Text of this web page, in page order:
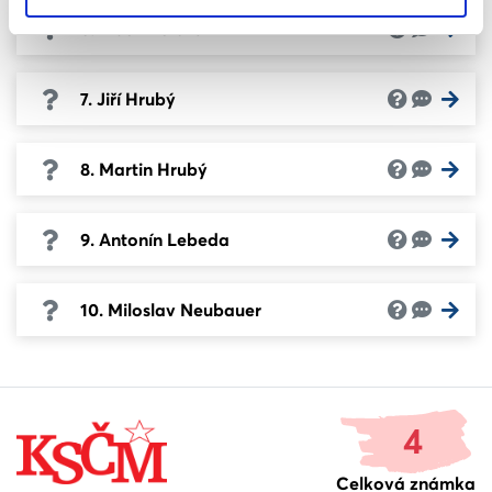
6. Libor Doležal
7. Jiří Hrubý
8. Martin Hrubý
9. Antonín Lebeda
10. Miloslav Neubauer
4
Celková známka